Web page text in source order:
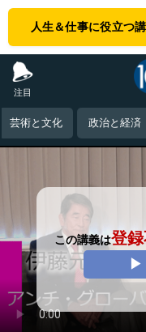
人生＆仕事に役立つ
注目
芸術と文化 政治と経済
この講義は登
▶